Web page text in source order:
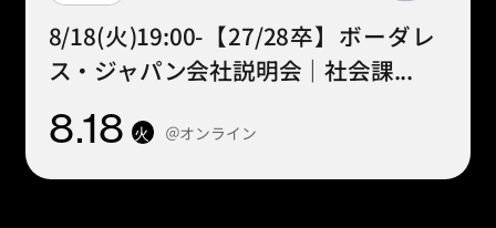
8/18(火)19:00-【27/28卒】ボーダレ
ス・ジャパン会社説明会｜社会課...
8.18 火 ＠オンライン